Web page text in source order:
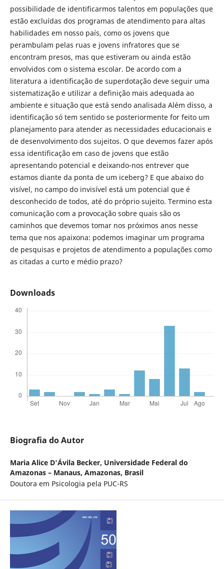
possibilidade de identificarmos talentos em populações que
estão excluídas dos programas de atendimento para altas
habilidades em nosso país, como os jovens que
perambulam pelas ruas e jovens infratores que se
encontram presos, mas que estiveram ou ainda estão
envolvidos com o sistema escolar. De acordo com a
literatura a identificação de superdotação deve seguir uma
sistematização e utilizar a definição mais adequada ao
ambiente e situação que está sendo analisada Além disso, a
identificação só tem sentido se posteriormente for feito um
planejamento para atender as necessidades educacionais e
de desenvolvimento dos sujeitos. O que devemos fazer após
essa identificação em caso de jovens que estão
apresentando potencial e deixando-nos entrever que
estamos diante da ponta de um iceberg? E que abaixo do
visível, no campo do invisível está um potencial que é
desconhecido de todos, até do próprio sujeito. Termino esta
comunicação com a provocação sobre quais são os
caminhos que devemos tomar nos próximos anos nesse
tema que nos apaixona: podemos imaginar um programa
de pesquisas e projetos de atendimento a populações como
as citadas a curto e médio prazo?
Downloads
Biografia do Autor
Maria Alice D'Ávila Becker, Universidade Federal do
Amazonas – Manaus, Amazonas, Brasil
Doutora em Psicologia pela PUC-RS